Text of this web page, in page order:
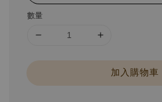
數量
加入購物車